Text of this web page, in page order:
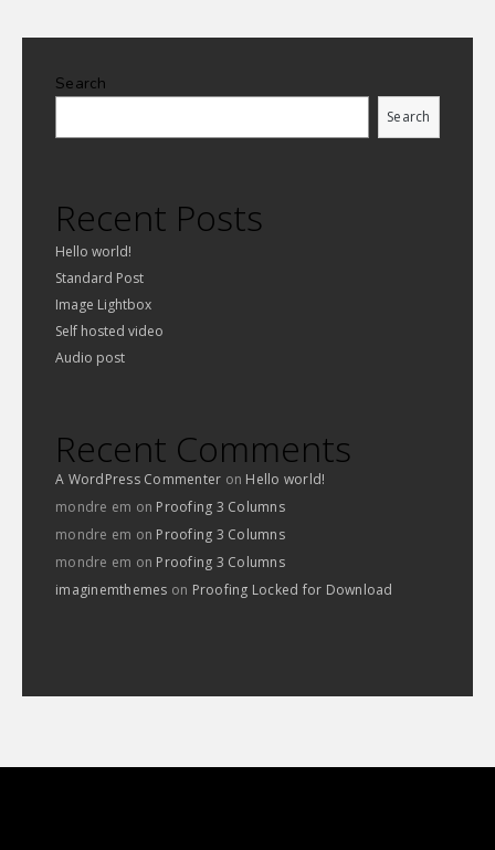
Search
Search
Recent Posts
Hello world!
Standard Post
Image Lightbox
Self hosted video
Audio post
Recent Comments
A WordPress Commenter on Hello world!
mondre em on Proofing 3 Columns
mondre em on Proofing 3 Columns
mondre em on Proofing 3 Columns
imaginemthemes on Proofing Locked for Download